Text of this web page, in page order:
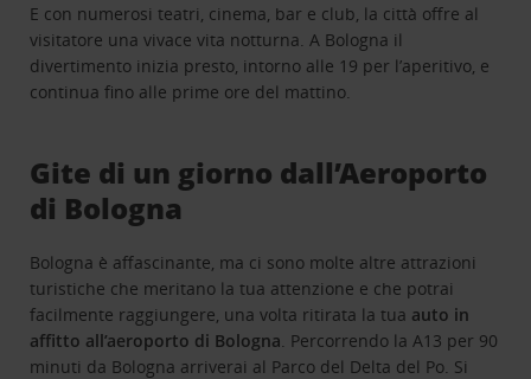
E con numerosi teatri, cinema, bar e club, la città offre al
visitatore una vivace vita notturna. A Bologna il
divertimento inizia presto, intorno alle 19 per l’aperitivo, e
continua fino alle prime ore del mattino.
Gite di un giorno dall’Aeroporto
di Bologna
Bologna è affascinante, ma ci sono molte altre attrazioni
turistiche che meritano la tua attenzione e che potrai
facilmente raggiungere, una volta ritirata la tua auto in
affitto all’aeroporto di Bologna . Percorrendo la A13 per 90
minuti da Bologna arriverai al Parco del Delta del Po. Si